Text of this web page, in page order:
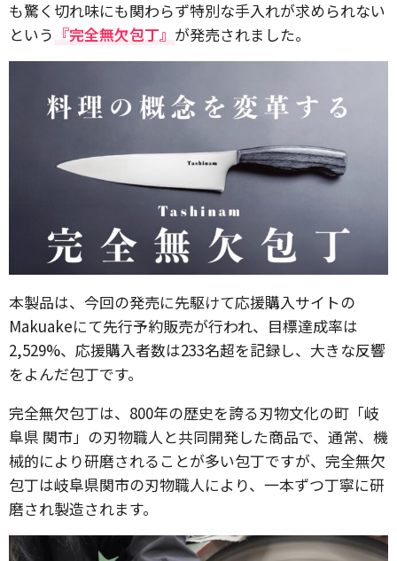
も驚く切れ味にも関わらず特別な手入れが求められない
という 『完全無欠包丁』 が発売されました。
本製品は、今回の発売に先駆けて応援購入サイトの
Makuakeにて先行予約販売が行われ、目標達成率は
2,529%、応援購入者数は233名超を記録し、大きな反響
をよんだ包丁です。
完全無欠包丁は、800年の歴史を誇る刃物文化の町「岐
阜県 関市」の刃物職人と共同開発した商品で、通常、機
械的により研磨されることが多い包丁ですが、完全無欠
包丁は岐阜県関市の刃物職人により、一本ずつ丁寧に研
磨され製造されます。